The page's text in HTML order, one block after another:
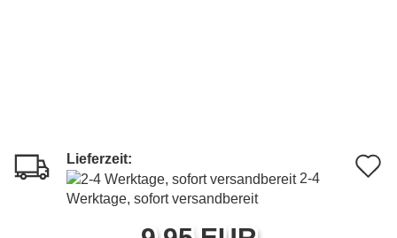
Lieferzeit:
2-4
Werktage, sofort versandbereit